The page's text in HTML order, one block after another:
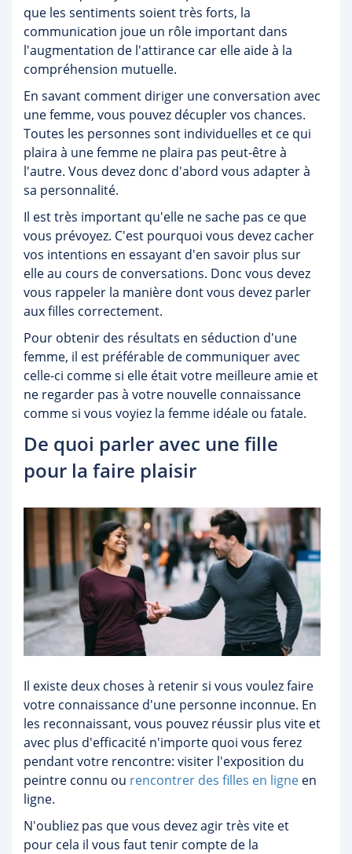
que les sentiments soient très forts, la
communication joue un rôle important dans
l'augmentation de l'attirance car elle aide à la
compréhension mutuelle.
En savant comment diriger une conversation avec
une femme, vous pouvez décupler vos chances.
Toutes les personnes sont individuelles et ce qui
plaira à une femme ne plaira pas peut-être à
l'autre. Vous devez donc d'abord vous adapter à
sa personnalité.
Il est très important qu'elle ne sache pas ce que
vous prévoyez. C'est pourquoi vous devez cacher
vos intentions en essayant d'en savoir plus sur
elle au cours de conversations. Donc vous devez
vous rappeler la manière dont vous devez parler
aux filles correctement.
Pour obtenir des résultats en séduction d'une
femme, il est préférable de communiquer avec
celle-ci comme si elle était votre meilleure amie et
ne regarder pas à votre nouvelle connaissance
comme si vous voyiez la femme idéale ou fatale.
De quoi parler avec une fille
pour la faire plaisir
Il existe deux choses à retenir si vous voulez faire
votre connaissance d'une personne inconnue. En
les reconnaissant, vous pouvez réussir plus vite et
avec plus d'efficacité n'importe quoi vous ferez
pendant votre rencontre: visiter l'exposition du
peintre connu ou rencontrer des filles en ligne en
ligne.
N'oubliez pas que vous devez agir très vite et
pour cela il vous faut tenir compte de la